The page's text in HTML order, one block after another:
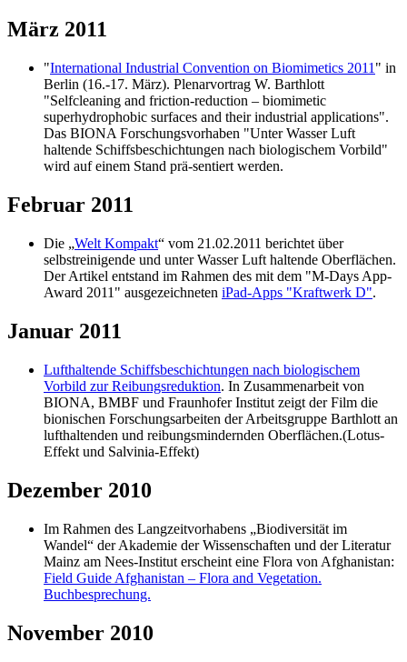
März 2011
"International Industrial Convention on Biomimetics 2011 " in
Berlin (16.-17. März). Plenarvortrag W. Barthlott
"Selfcleaning and friction-reduction – biomimetic
superhydrophobic surfaces and their industrial applications".
Das BIONA Forschungsvorhaben "Unter Wasser Luft
haltende Schiffsbeschichtungen nach biologischem Vorbild"
wird auf einem Stand prä-sentiert werden.
Februar 2011
Die „Welt Kompakt“ vom 21.02.2011 berichtet über
selbstreinigende und unter Wasser Luft haltende Oberflächen.
Der Artikel entstand im Rahmen des mit dem "M-Days App-
Award 2011" ausgezeichneten iPad-Apps "Kraftwerk D".
Januar 2011
Lufthaltende Schiffsbeschichtungen nach biologischem
Vorbild zur Reibungsreduktion. In Zusammenarbeit von
BIONA, BMBF und Fraunhofer Institut zeigt der Film die
bionischen Forschungsarbeiten der Arbeitsgruppe Barthlott an
lufthaltenden und reibungsmindernden Oberflächen.(Lotus-
Effekt und Salvinia-Effekt)
Dezember 2010
Im Rahmen des Langzeitvorhabens „Biodiversität im
Wandel“ der Akademie der Wissenschaften und der Literatur
Mainz am Nees-Institut erscheint eine Flora von Afghanistan:
Field Guide Afghanistan – Flora and Vegetation.
Buchbesprechung.
November 2010